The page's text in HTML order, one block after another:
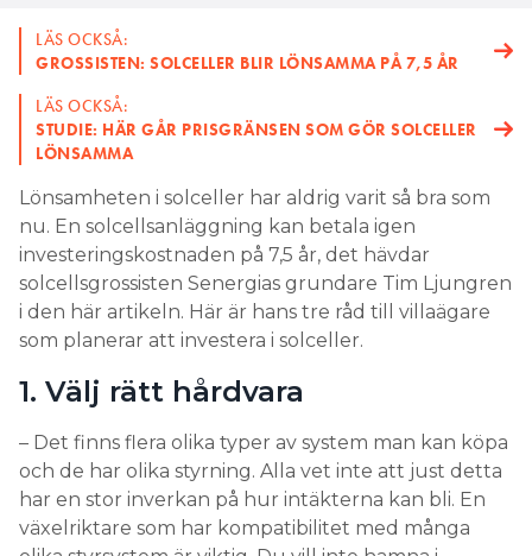
STUDIE: HÄR GÅR PRISGRÄNSEN SOM GÖR SOLCELLER
LÖNSAMMA
Lönsamheten i solceller har aldrig varit så bra som
nu. En solcellsanläggning kan betala igen
investeringskostnaden på 7,5 år, det hävdar
solcellsgrossisten Senergias grundare Tim Ljungren
i den här artikeln. Här är hans tre råd till villaägare
som planerar att investera i solceller.
1. Välj rätt hårdvara
– Det finns flera olika typer av system man kan köpa
har en stor inverkan på hur intäkterna kan bli. En
växelriktare som har kompatibilitet med många
olika styrsystem är viktig. Du vill inte hamna i
situationen att du köpt låst hårdvara som blir
obsolet inom 5-10 år. Alla installatörer och grossister
vill sälja sin lösning – mitt råd är att kolla runt och